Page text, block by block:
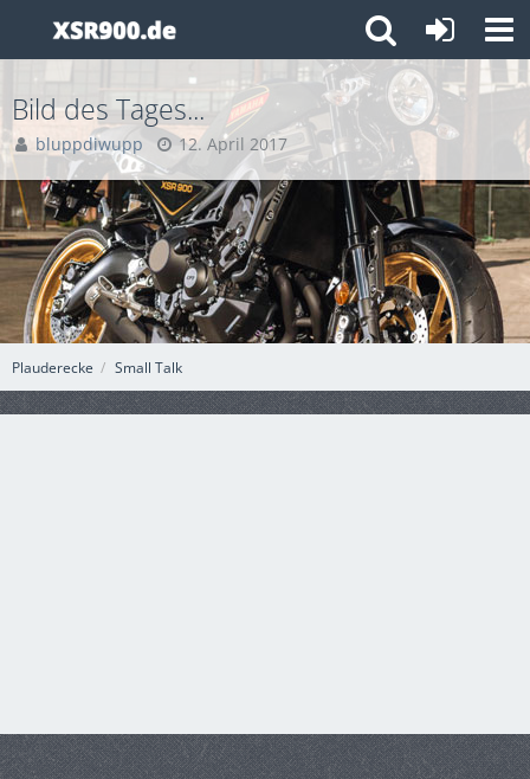
Plauderecke Small Talk
Bild des Tages...
bluppdiwupp 12. April 2017